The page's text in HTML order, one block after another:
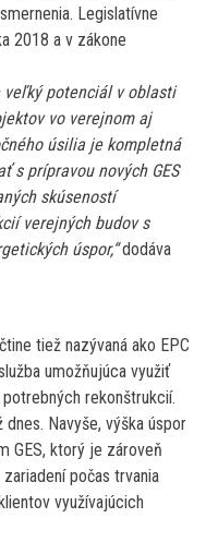
Legislatívne
2018 a v zákone
veľký potenciál v oblasti
vo verejnom aj
úsilia je kompletná
s prípravou nových GES
skúseností
verejných budov s
úspor,“dodáva
tiež nazývaná ako EPC
umožňujúca využiť
rekonštrukcií.
Navyše, výška úspor
GES, ktorý je zároveň
počas trvania
využívajúcich